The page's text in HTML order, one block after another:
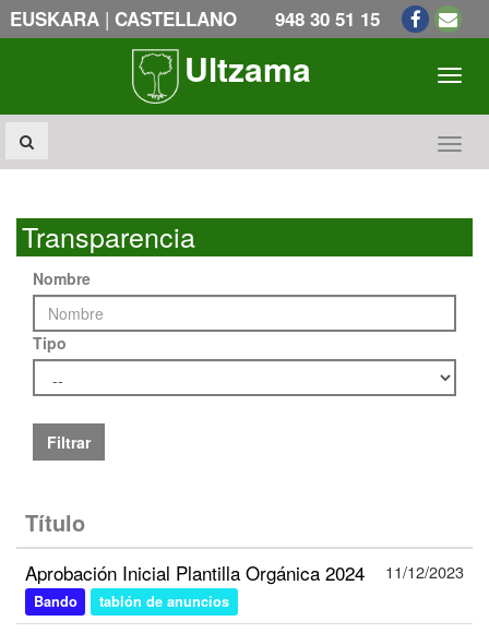
EUSKARA | CASTELLANO 948 30 51 15
Ultzama
Transparencia
Nombre
Tipo
Filtrar
Título
Aprobación Inicial Plantilla Orgánica 2024
Bando tablón de anuncios
11/12/2023